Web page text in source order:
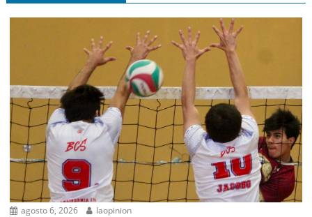
agosto 6, 2026 laopinion